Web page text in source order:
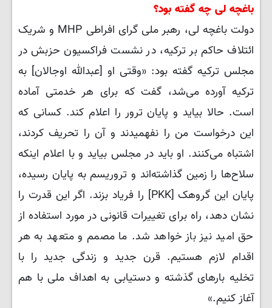
باغچه لی چه گفته بود؟
دولت باغچه لی، رهبر ملی گرای افراطی MHP و شریک
ائتلاف حاکم بر ترکیه، در نشست فراکسیون حزبش در
مجلس ترکیه گفته بود: «وقتی او [عبدالله اوجالان] به
ترکیه آورده می‌شد، گفت که برای هر خدمتی آماده
است. حالا بیاید و پایان ترور را اعلام کند. کسانی که
این درخواست من را نفهمیدند و آن را تحریف کردند،
اشتباه می‌کنند. او باید در مجلس بیاید و با اعلام اینکه
سلاح‌ها را زمین گذاشته‌اند و تروریسم به پایان رسیده،
پایان این گروهک [PKK] را فریاد بزند. اگر این قدرت را
نشان دهد، راه برای تغییرات قانونی در مورد استفاده از
حق امید نیز باز خواهد شد. ما مصمم و متعهد به هر
اقدام لازم هستیم. قرن جدید و زندگی جدید را با
تخلیه بارهای گذشته و دستیابی به اهداف ملی با هم
آغاز کنیم.»